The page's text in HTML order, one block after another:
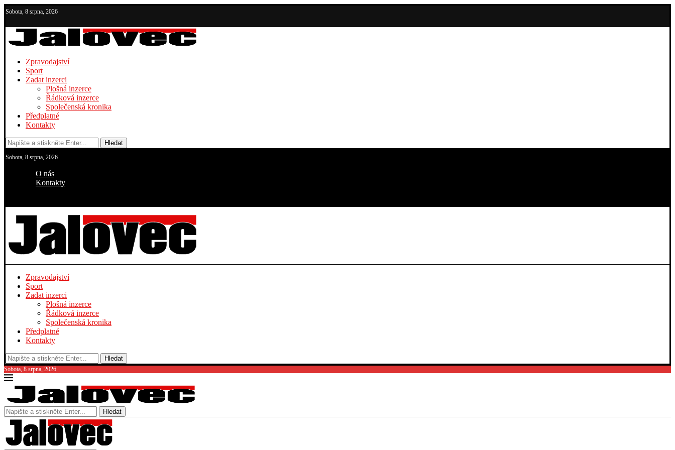
Sobota, 8 srpna, 2026
Zpravodajství
Sport
Zadat inzerci
Plošná inzerce
Řádková inzerce
Společenská kronika
Předplatné
Kontakty
Hledat
Sobota, 8 srpna, 2026
O nás
Kontakty
Zpravodajství
Sport
Zadat inzerci
Plošná inzerce
Řádková inzerce
Společenská kronika
Předplatné
Kontakty
Hledat
Sobota, 8 srpna, 2026
Hledat